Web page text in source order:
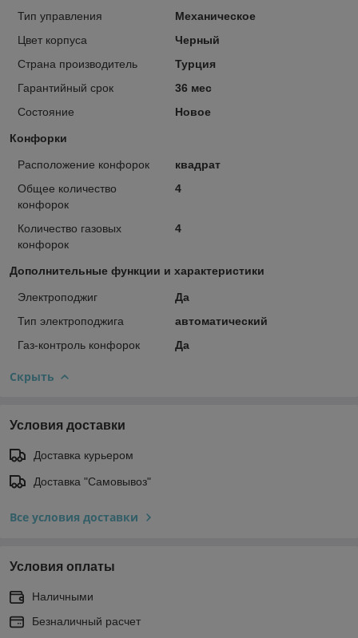
Тип управления
Механическое
Цвет корпуса
Черный
Страна производитель
Турция
Гарантийный срок
36 мес
Состояние
Новое
Конфорки
Расположение конфорок
квадрат
Общее количество
конфорок
4
Количество газовых
конфорок
4
Дополнительные функции и характеристики
Электроподжиг
Да
Тип электроподжига
автоматический
Газ-контроль конфорок
Да
Скрыть
Условия доставки
Доставка курьером
Доставка "Самовывоз"
Все условия доставки
Условия оплаты
Наличными
Безналичный расчет